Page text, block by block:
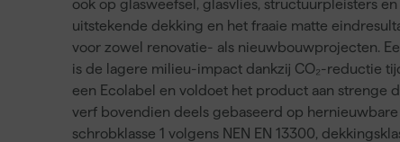
ook op glasweefsel, glasvlies, structuurpleisters
uitstekende dekking en het fraaie matte
voor zowel renovatie- als nieuwbouwprojecten.
is de lagere milieu-impact dankzij CO₂-reductie
een Ecolabel en voldoet het product aan strenge
verf bovendien deels gebaseerd op
schrobklasse 1 volgens NEN EN 13300,